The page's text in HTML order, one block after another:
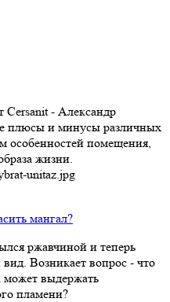
Cersanit - Александр
плюсы и минусы различных
особенностей помещения,
жизни.
мангал?
ржавчиной и теперь
Возникает вопрос - что
может выдержать
пламени?